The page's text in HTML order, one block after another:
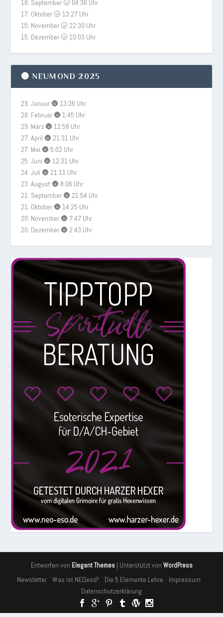
18. September 🌝 04:36 Uhr
17. Oktober 🌝 13:27 Uhr
15. November 🌝 22:30 Uhr
15. Dezember 🌝 10:03 Uhr
🌚 NEUMOND 2025
29. Januar 🌚 13:36 Uhr
28. Februar 🌚 1:45 Uhr
29. März 🌚 12:58 Uhr
27. April 🌚 21:31 Uhr
27. Mai 🌚 5:02 Uhr
25. Juni 🌚 12:31 Uhr
24. Juli 🌚 21:11 Uhr
23. August 🌚 8:06 Uhr
21. September 🌚 21:54 Uhr
21. Oktober 🌚 14:25 Uhr
20. November 🌚 7:47 Uhr
20. Dezember 🌚 2:43 Uhr
Entworfen von Elegant Themes| Unterstützt von WordPress
Newsletter Was ist NEOeso? Die 5 Elemente Lehre
Impressum
Datenschutzerklärung